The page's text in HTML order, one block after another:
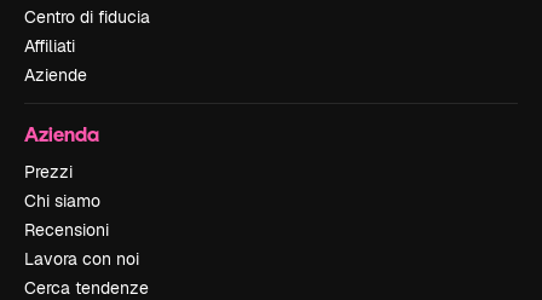
Centro di fiducia
Affiliati
Aziende
Azienda
Prezzi
Chi siamo
Recensioni
Lavora con noi
Cerca tendenze